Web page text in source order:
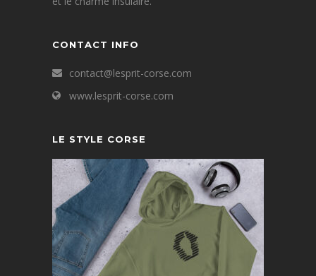
CONTACT INFO
contact@lesprit-corse.com
www.lesprit-corse.com
LE STYLE CORSE